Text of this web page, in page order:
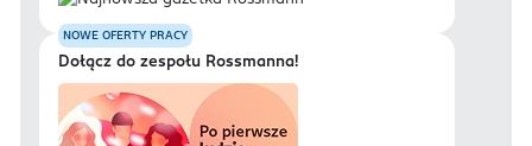
NOWE OFERTY PRACY
Dołącz do zespołu Rossmanna!